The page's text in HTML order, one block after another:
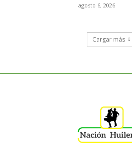
agosto 6, 2026
Cargar más